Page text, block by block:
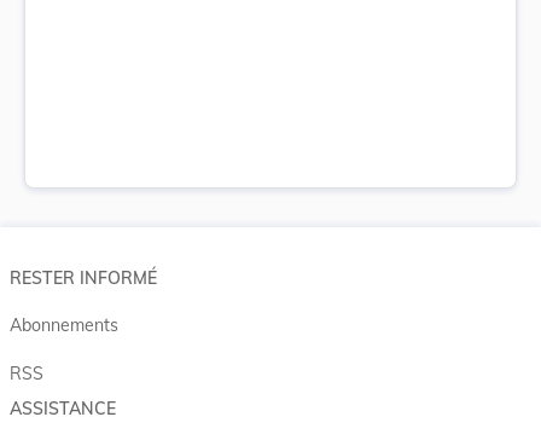
RESTER INFORMÉ
Abonnements
RSS
ASSISTANCE